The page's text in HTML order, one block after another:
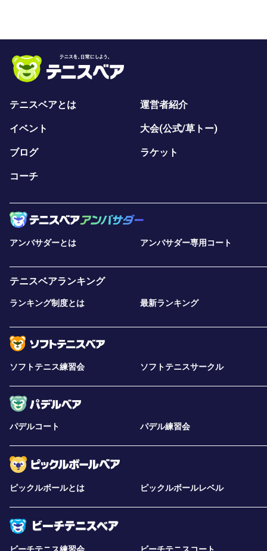
テニスベアとは 運営者紹介
イベント 大会(公式/草トー)
ブログ ラケット
コーチ
アンバサダーとは アンバサダー専用コート
テニスベアランキング
ランキング制度とは 最新ランキング
ソフトテニス練習会 ソフトテニスサークル
パデルコート パデル練習会
ピックルボールとは ピックルボールレベル
ビーチテニス練習会 ビーチテニスコート